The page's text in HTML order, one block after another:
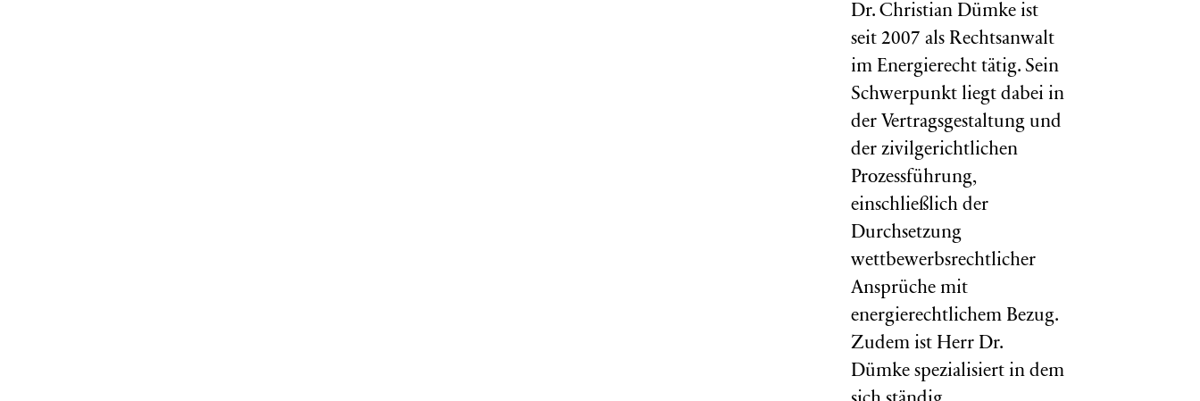
Dr. Christian Dümke ist
seit 2007 als Rechtsanwalt
im Energierecht tätig. Sein
Schwerpunkt liegt dabei in
der Vertragsgestaltung und
der zivilgerichtlichen
Prozessführung,
einschließlich der
Durchsetzung
wettbewerbsrechtlicher
Ansprüche mit
energierechtlichem Bezug.
Zudem ist Herr Dr.
Dümke spezialisiert in dem